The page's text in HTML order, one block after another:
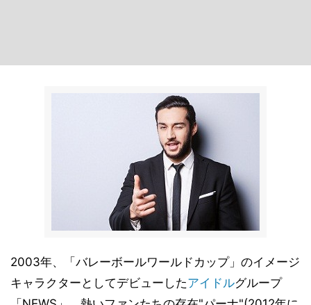
2003年、「バレーボールワールドカップ」のイメージ
キャラクターとしてデビューしたアイドルグループ